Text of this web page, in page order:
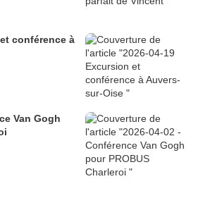
conférence à
Van Gogh